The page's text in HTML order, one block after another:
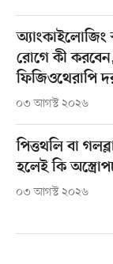
অ্যাংকাইলোজিং
রোগে কী
ফিজিওথেরাপি
০৩ আগস্ট ২০২৬
পিত্তথলি বা
হলেই কি
০৩ আগস্ট ২০২৬